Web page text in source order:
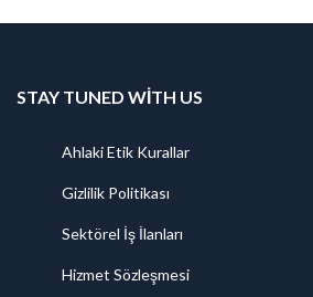
STAY TUNED WITH US
Ahlaki Etik Kurallar
Gizlilik Politikası
Sektörel İş İlanları
Hizmet Sözleşmesi